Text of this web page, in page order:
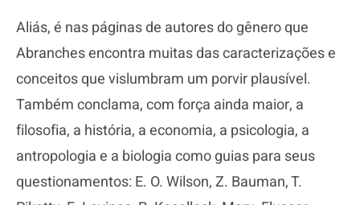
Aliás, é nas páginas de autores do gênero que
Abranches encontra muitas das caracterizações e
conceitos que vislumbram um porvir plausível.
Também conclama, com força ainda maior, a
filosofia, a história, a economia, a psicologia, a
antropologia e a biologia como guias para seus
questionamentos: E. O. Wilson, Z. Bauman, T.